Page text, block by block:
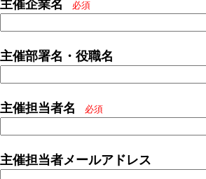
主催企業名 必須
主催部署名・役職名
主催担当者名 必須
主催担当者メールアドレス